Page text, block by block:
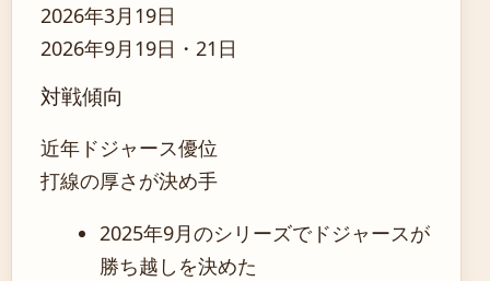
2026年3月19日
2026年9月19日・21日
対戦傾向
近年ドジャース優位
打線の厚さが決め手
2025年9月のシリーズでドジャースが
勝ち越しを決めた